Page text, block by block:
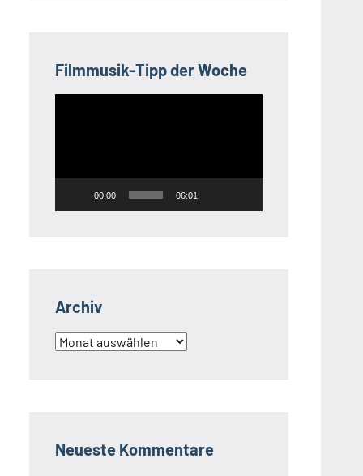
Filmmusik-Tipp der Woche
00:00 06:01
Archiv
Archiv
Neueste Kommentare